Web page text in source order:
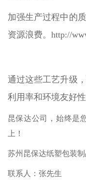
加强生产过程中的
资源浪费。http://
通过这些工艺升级
利用率和环境友好
昆保达公司，始终是
上！
苏州昆保达纸塑包装
联系人：张先生